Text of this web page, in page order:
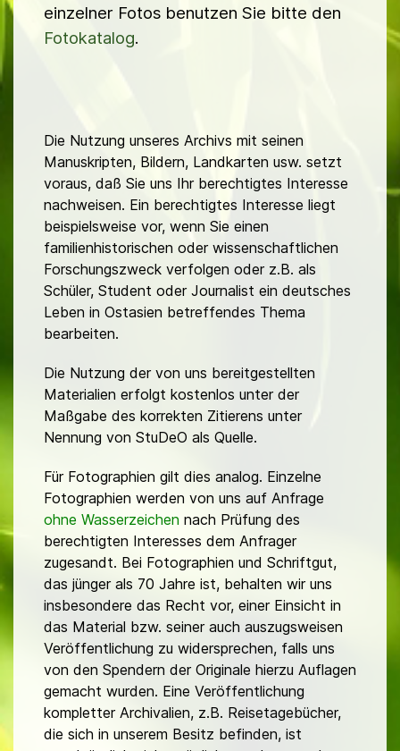
einzelner Fotos benutzen Sie bitte den
Fotokatalog.
Die Nutzung unseres Archivs mit seinen
Manuskripten, Bildern, Landkarten usw. setzt
voraus, daß Sie uns Ihr berechtigtes Interesse
nachweisen. Ein berechtigtes Interesse liegt
beispielsweise vor, wenn Sie einen
familienhistorischen oder wissenschaftlichen
Forschungszweck verfolgen oder z.B. als
Schüler, Student oder Journalist ein deutsches
Leben in Ostasien betreffendes Thema
bearbeiten.
Die Nutzung der von uns bereitgestellten
Materialien erfolgt kostenlos unter der
Maßgabe des korrekten Zitierens unter
Nennung von StuDeO als Quelle.
Für Fotographien gilt dies analog. Einzelne
Fotographien werden von uns auf Anfrage
ohne Wasserzeichen nach Prüfung des
berechtigten Interesses dem Anfrager
zugesandt. Bei Fotographien und Schriftgut,
das jünger als 70 Jahre ist, behalten wir uns
insbesondere das Recht vor, einer Einsicht in
das Material bzw. seiner auch auszugsweisen
Veröffentlichung zu widersprechen, falls uns
von den Spendern der Originale hierzu Auflagen
gemacht wurden. Eine Veröffentlichung
kompletter Archivalien, z.B. Reisetagebücher,
die sich in unserem Besitz befinden, ist